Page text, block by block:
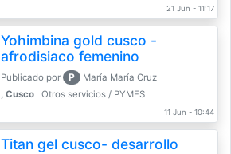
21 Jun - 11:17
Yohimbina gold cusco -
afrodisiaco femenino
Publicado por P
María María Cruz
, Cusco
Otros servicios / PYMES
11 Jun - 10:44
Titan gel cusco- desarrollo